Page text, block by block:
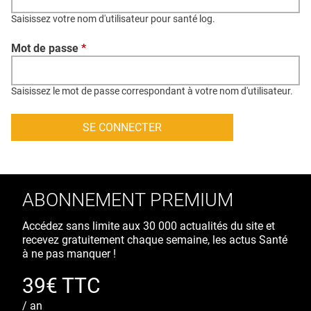
CONTACT
CRÉDITS
Saisissez votre nom d'utilisateur pour santé log.
Mot de passe *
Saisissez le mot de passe correspondant à votre nom d'utilisateur.
ABONNEMENT PREMIUM
Accédez sans limite aux 30 000 actualités du site et
recevez gratuitement chaque semaine, les actus Santé
à ne pas manquer !
39€ TTC
/ an